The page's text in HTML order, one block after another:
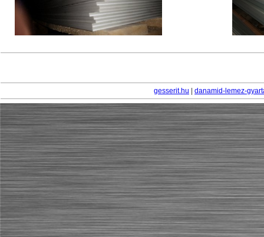
gesserit.hu danamid-lemez-